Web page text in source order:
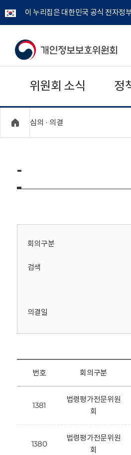
이 누리집은 대한민국 공식 전자정
개
보
보
위
회
위원회 소식 정
심의 · 의결
-
회의구분
검색
의결일
번호 회의구분
1381
법령평가전문위원
회
1380
법령평가전문위원
회